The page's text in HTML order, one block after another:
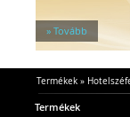
» Tovább
Termékek»
Termékek